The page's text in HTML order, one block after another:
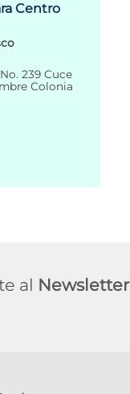
Centro
239 Cuce
Colonia
al Newsletter